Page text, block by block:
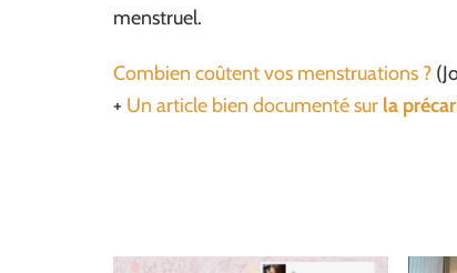
menstruel.
Combien coûtent vos menstruations ?
+ Un article bien documenté sur la